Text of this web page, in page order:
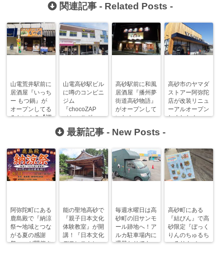
関連記事 - Related Posts -
山電荒井駅前に
居酒屋『いっち
ー もつ鍋』が
オープンしてる
みたい！？【調
山電高砂駅ビル
に噂のコンビニ
ジム
『chocoZAP
（ちょこざっ
ぷ）』がオープ
ンしました！
高砂駅前に和風
居酒屋『播州夢
街道高砂物語』
がオープンして
いた！
高砂市のヤマダ
ストアー阿弥陀
店が改装リニュ
ーアルオープン
しました！
最新記事 - New Posts -
阿弥陀町にある
鹿島殿で『納涼
祭〜地域とつな
がる夏の感謝
祭〜』が開催さ
能の聖地高砂で
『親子日本文化
体験教室』が開
講！『日本文化
デモンストレー
毎週水曜日は高
砂町の旧サンモ
ール跡地へ！ア
ルカ駐車場内に
週替わりでキッ
高砂町にある
『結びん』で高
砂限定『ぼっく
りんのちゅるち
ゅるりん♪シー